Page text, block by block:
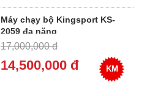
Máy chạy bộ Kingsport KS-
2059 đa năng
17,000,000 đ
14,500,000 đ KM